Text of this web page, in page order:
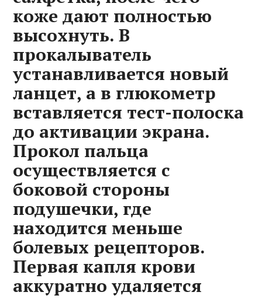
коже дают полностью
высохнуть. В
прокалыватель
устанавливается новый
ланцет, а в глюкометр
вставляется тест-полоска
до активации экрана.
Прокол пальца
осуществляется с
боковой стороны
подушечки, где
находится меньше
болевых рецепторов.
Первая капля крови
аккуратно удаляется